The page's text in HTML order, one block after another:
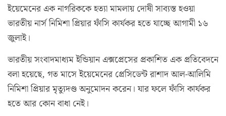
ইয়েমেনের এক নাগরিককে হত্যা মামলায় দোষী সাব্যস্ত হওয়া
ভারতীয় নার্স নিমিশা প্রিয়ার ফাঁসি কার্যকর হতে যাচ্ছে আগামী ১৬
জুলাই।
ভারতীয় সংবাদমাধ্যম ইন্ডিয়ান এক্সপ্রেসের প্রকাশিত এক প্রতিবেদনে
বলা হয়েছে, গত মাসে ইয়েমেনের প্রেসিডেন্ট রাশাদ আল-আলিমি
নিমিশা প্রিয়ার মৃত্যুদণ্ড অনুমোদন করেন। যার ফলে ফাঁসি কার্যকর
হতে আর কোন বাধা নেই।